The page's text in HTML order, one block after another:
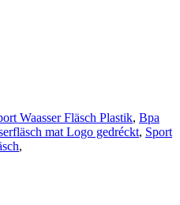
Waasser Fläsch Plastik, Bpa
mat Logo gedréckt, Sport
,